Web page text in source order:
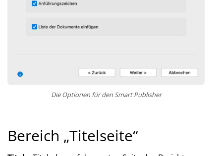
Die Optionen für den Smart Publisher
Bereich „Titelseite“